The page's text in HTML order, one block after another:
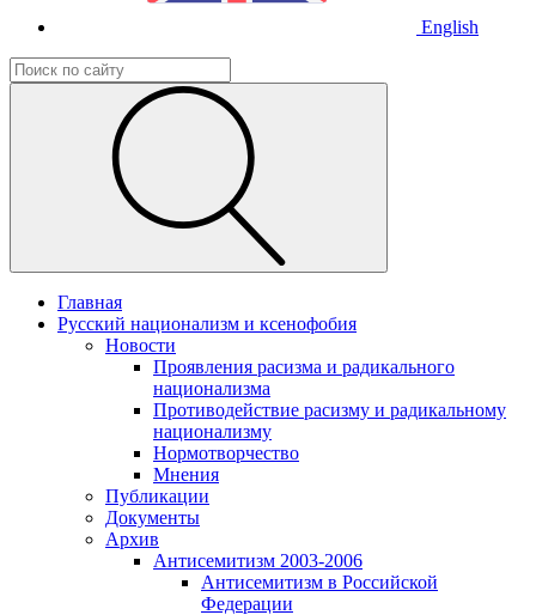
English
Главная
Русский национализм и ксенофобия
Новости
Проявления расизма и радикального
национализма
Противодействие расизму и радикальному
национализму
Нормотворчество
Мнения
Публикации
Документы
Архив
Антисемитизм 2003-2006
Антисемитизм в Российской
Федерации